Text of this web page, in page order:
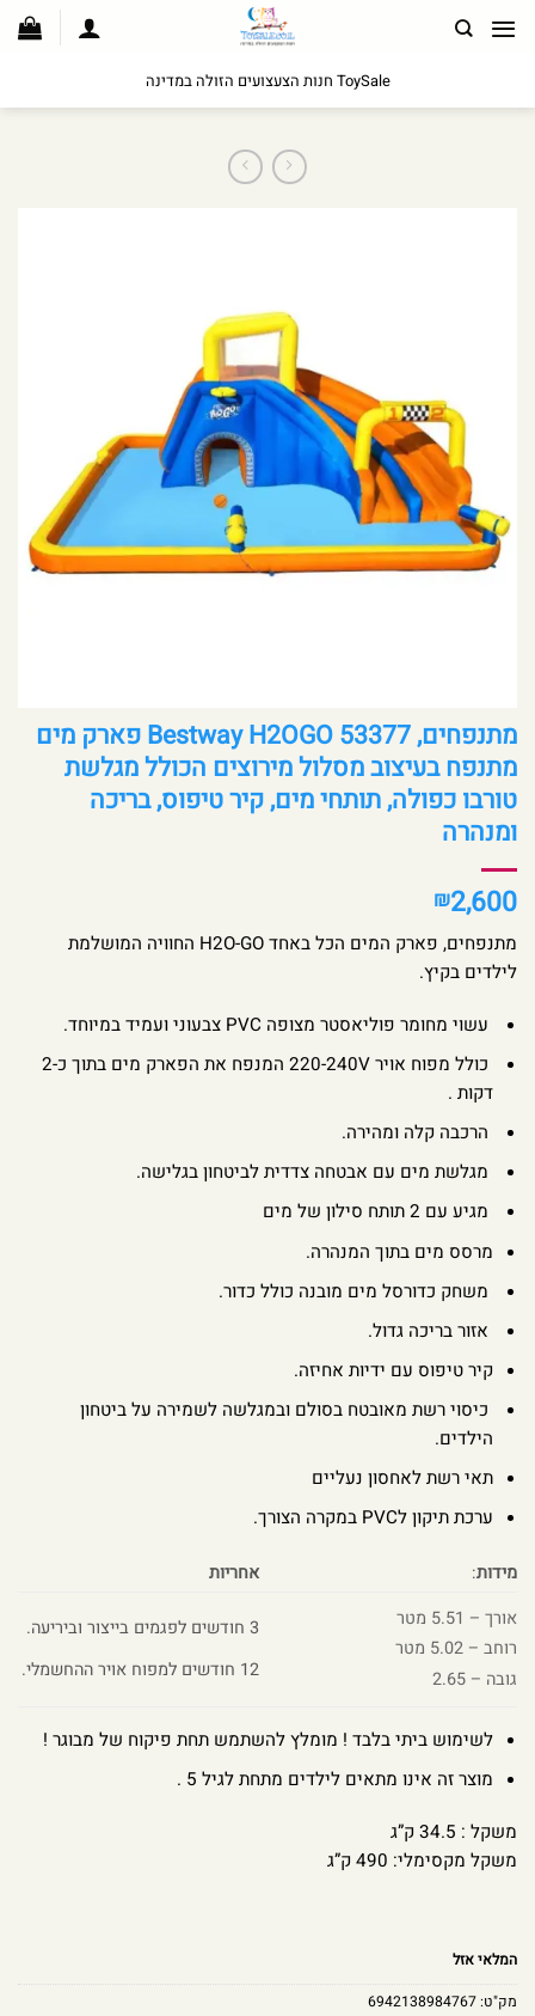
לתוכן
ToySale חנות הצעצועים הזולה במדינה
מתנפחים, Bestway H2OGO 53377 פארק מים
מתנפח בעיצוב מסלול מירוצים הכולל מגלשת
טורבו כפולה, תותחי מים, קיר טיפוס, בריכה
ומנהרה
₪2,600
מתנפחים, פארק המים הכל באחד H2O-GO החוויה המושלמת
לילדים בקיץ.
עשוי מחומר פוליאסטר מצופה PVC צבעוני ועמיד במיוחד.
כולל מפוח אויר 220-240V המנפח את הפארק מים בתוך כ-2
דקות .
הרכבה קלה ומהירה.
מגלשת מים עם אבטחה צדדית לביטחון בגלישה.
מגיע עם 2 תותח סילון של מים
מרסס מים בתוך המנהרה.
משחק כדורסל מים מובנה כולל כדור.
אזור בריכה גדול.
קיר טיפוס עם ידיות אחיזה.
כיסוי רשת מאובטח בסולם ובמגלשה לשמירה על ביטחון
הילדים.
תאי רשת לאחסון נעליים
ערכת תיקון לPVC במקרה הצורך.
מידות:
אחריות
אורך – 5.51 מטר
רוחב – 5.02 מטר
גובה – 2.65
3 חודשים לפגמים בייצור וביריעה.
12 חודשים למפוח אויר ההחשמלי.
לשימוש ביתי בלבד ! מומלץ להשתמש תחת פיקוח של מבוגר !
מוצר זה אינו מתאים לילדים מתחת לגיל 5 .
משקל : 34.5 ק”ג
משקל מקסימלי: 490 ק”ג
המלאי אזל
מק"ט:6942138984767